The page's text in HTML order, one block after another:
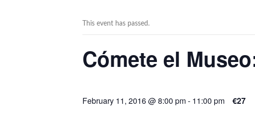
This event has passed.
Cómete el
February 11, 2016 @ 8:00 pm- 11:00 pm €27